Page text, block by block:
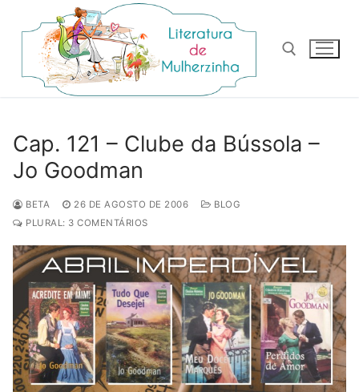
para
conteúdo
Cap. 121 – Clube da Bússola –
Jo Goodman
BETA 26 DE AGOSTO DE 2006
BLOG
PLURAL: 3 COMENTÁRIOS